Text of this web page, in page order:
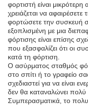
φορτιστή είναι
χρειάζεται να
φορτώσετε την συσκευή
εξοπλισμένη με μια
φόρτισης είναι επίσης
που εξασφαλίζει ότι οι
κατά τη φόρτιση.
Ο ασύρματος σταθμός
στο σπίτι ή το γραφείο
σχεδιαστεί για να είναι
δεν θα καταναλώνει πολύ
Συμπερασματικά, το